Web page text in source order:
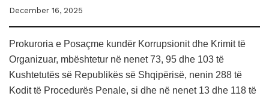
December 16, 2025
Prokuroria e Posaçme kundër Korrupsionit dhe Krimit të
Organizuar, mbështetur në nenet 73, 95 dhe 103 të
Kushtetutës së Republikës së Shqipërisë, nenin 288 të
Kodit të Procedurës Penale, si dhe në nenet 13 dhe 118 të